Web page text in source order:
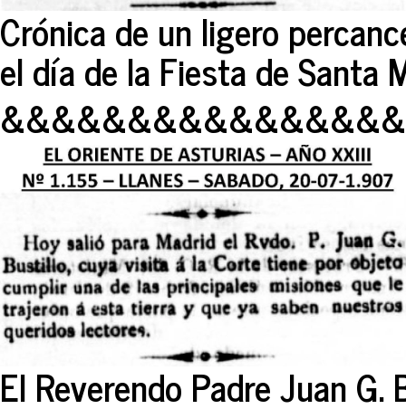
Crónica de un ligero
el día de la Fiesta de Santa
El Reverendo Padre Juan G.